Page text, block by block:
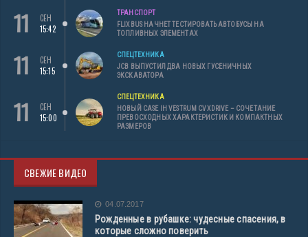
11
СЕН
15:42
ТРАНСПОРТ
FLIXBUS НАЧНЕТ ТЕСТИРОВАТЬ АВТОБУСЫ НА
ТОПЛИВНЫХ ЭЛЕМЕНТАХ
11
СЕН
15:15
СПЕЦТЕХНИКА
JCB ВЫПУСТИЛ ДВА НОВЫХ ГУСЕНИЧНЫХ
ЭКСКАВАТОРА
11
СЕН
15:00
СПЕЦТЕХНИКА
НОВЫЙ CASE IH VESTRUM CVXDRIVE – СОЧЕТАНИЕ
ПРЕВОСХОДНЫХ ХАРАКТЕРИСТИК И КОМПАКТНЫХ
РАЗМЕРОВ
СВЕЖИЕ ВИДЕО
04.07.2017
Рожденные в рубашке: чудесные спасения, в
которые сложно поверить